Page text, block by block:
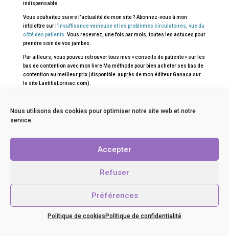
Nous utilisons des cookies pour optimiser notre site web et notre
service.
Accepter
Refuser
Préférences
Politique de cookies Politique de confidentialité
indispensable.
Vous souhaitez suivre l’actualité de mon site ? Abonnez-vous à mon
infolettre sur l’insuffisance veineuse et les problèmes circulatoires, vue du
côté des patients . Vous recevrez, une fois par mois, toutes les astuces pour
prendre soin de vos jambes.
Par ailleurs, vous pouvez retrouver tous mes « conseils de patiente » sur les
bas de contention avec mon livre Ma méthode pour bien acheter ses bas de
contention au meilleur prix (disponible auprès de mon éditeur Ganaca sur
le site LaetitiaLorniac.com).